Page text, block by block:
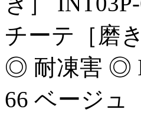
チーテ［磨
◎ 耐凍害 ◎
66 ベージュ